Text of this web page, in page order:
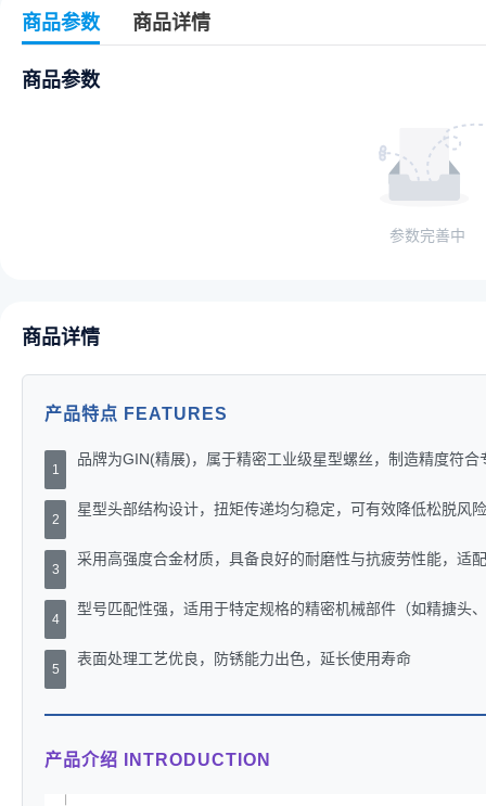
商品参数 商品详情
商品参数
参数完善中
商品详情
产品特点 FEATURES
1
品牌为GIN(精展)，属于精密工业级星型螺丝，制造精度符合
2
星型头部结构设计，扭矩传递均匀稳定，可有效降低松脱风险
3
采用高强度合金材质，具备良好的耐磨性与抗疲劳性能，适
4
型号匹配性强，适用于特定规格的精密机械部件（如精搪头
5
表面处理工艺优良，防锈能力出色，延长使用寿命
产品介绍 INTRODUCTION